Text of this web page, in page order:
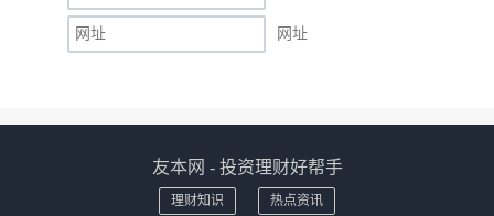
网址
友本网 - 投资理财好帮手
理财知识 热点资讯